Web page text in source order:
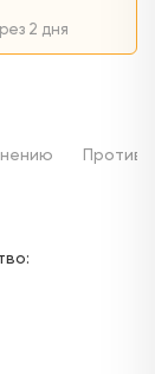
2 дня